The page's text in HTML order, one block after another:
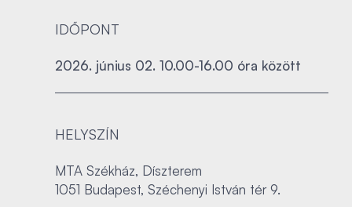
IDŐPONT
2026. június 02. 10.00-16.00 óra között
HELYSZÍN
MTA Székház, Díszterem
1051 Budapest, Széchenyi István tér 9.